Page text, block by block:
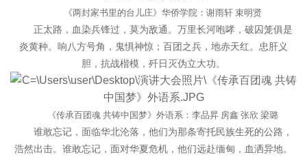
《两封家书里的台儿庄》华侨学院：谢雨轩 束明贤
正 太路， 血染兵锋过，莫为敌通。万里长河咆哮，破囚笼俱是
炎黄种。 响八方号角， 鬼惧神惊 ；百团之兵，地赤天红。忠肝义
胆，抗战楷模，歼日灭伪立大功。
《传承百团魂 共铸中国梦》外语系：李品昇 房鑫 张欣 梁璐
谁敢忘记，面临华北沦落，他们为那条寄托民族生死的公路，
浩然出击。谁敢忘记，面对华夏危机，他们远赴缅甸，血洒异地。